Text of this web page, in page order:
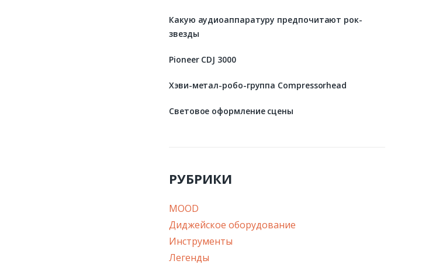
Какую аудиоаппаратуру предпочитают рок-
звезды
Pioneer CDJ 3000
Хэви-метал-робо-группа Compressorhead
Световое оформление сцены
РУБРИКИ
MOOD
Диджейское оборудование
Инструменты
Легенды